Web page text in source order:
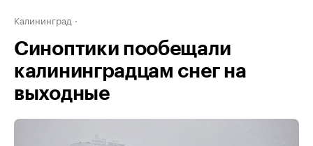
Калининград
Синоптики пообещали
калининградцам снег на
выходные